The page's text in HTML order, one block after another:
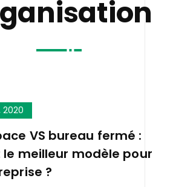
2020
VS bureau fermé :
le meilleur modèle pour
?